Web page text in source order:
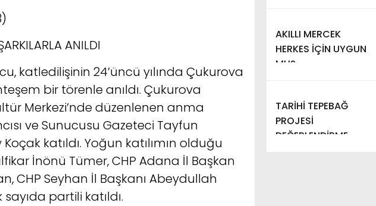
AKILLI MERCEK
HERKES İÇİN UYGUN
MU?
TARİHİ TEPEBAĞ
PROJESİ
DEĞERLENDİRME
ANILDI
katledilişinin 24’üncü yılında Çukurova
bir törenle anıldı. Çukurova
Merkezi’nde düzenlenen anma
ve Sunucusu Gazeteci Tayfun
katıldı. Yoğun katılımın olduğu
İnönü Tümer, CHP Adana İl Başkan
CHP Seyhan İl Başkanı Abeydullah
partili katıldı.